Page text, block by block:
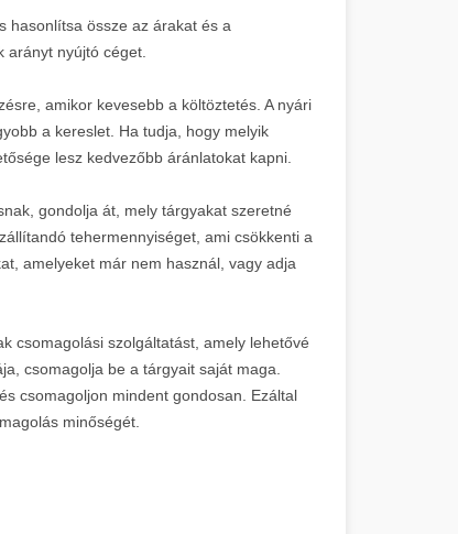
hasonlítsa össze az árakat és a
nyújtó céget.
amikor kevesebb a költöztetés. A nyári
a kereslet. Ha tudja, hogy melyik
lesz kedvezőbb áránlatokat kapni.
gondolja át, mely tárgyakat szeretné
tehermennyiséget, ami csökkenti a
amelyeket már nem használ, vagy adja
csomagolási szolgáltatást, amely lehetővé
csomagolja be a tárgyait saját maga.
csomagoljon mindent gondosan. Ezáltal
minőségét.